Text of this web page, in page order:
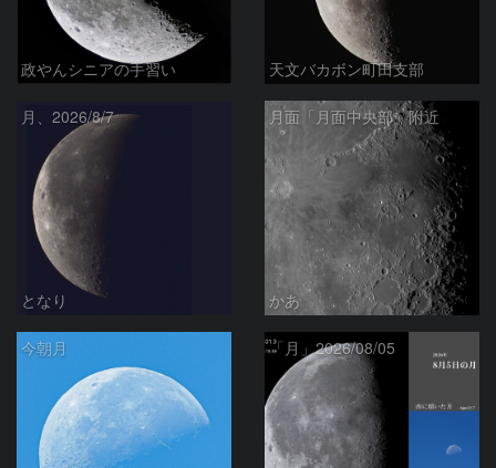
政やんシニアの手習い 天文バカボン町田支部
月、2026/8/7
となり
月面「月面中央部」附近
かあ
今朝月 「月」2026/08/05